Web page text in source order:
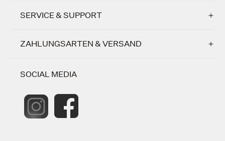
SERVICE & SUPPORT
ZAHLUNGSARTEN & VERSAND
SOCIAL MEDIA